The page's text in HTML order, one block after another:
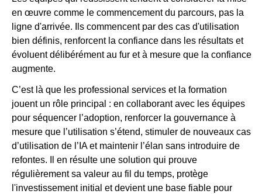
en œuvre comme le commencement du parcours, pas la
ligne d'arrivée. Ils commencent par des cas d'utilisation
bien définis, renforcent la confiance dans les résultats et
évoluent délibérément au fur et à mesure que la confiance
augmente.
C’est là que les professional services et la formation
jouent un rôle principal : en collaborant avec les équipes
pour séquencer l’adoption, renforcer la gouvernance à
mesure que l’utilisation s’étend, stimuler de nouveaux cas
d’utilisation de l’IA et maintenir l’élan sans introduire de
refontes. Il en résulte une solution qui prouve
régulièrement sa valeur au fil du temps, protège
l'investissement initial et devient une base fiable pour